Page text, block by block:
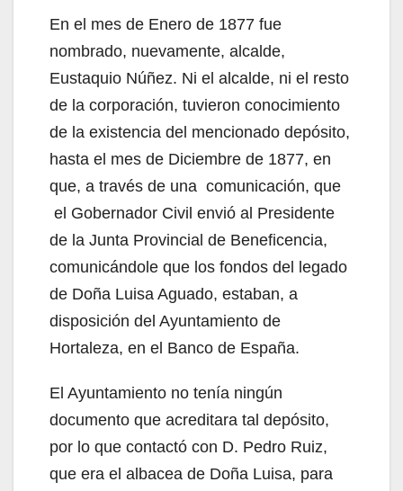
En el mes de Enero de 1877 fue
nombrado, nuevamente, alcalde,
Eustaquio Núñez. Ni el alcalde, ni el resto
de la corporación, tuvieron conocimiento
de la existencia del mencionado depósito,
hasta el mes de Diciembre de 1877, en
que, a través de una comunicación, que
el Gobernador Civil envió al Presidente
de la Junta Provincial de Beneficencia,
comunicándole que los fondos del legado
de Doña Luisa Aguado, estaban, a
disposición del Ayuntamiento de
Hortaleza, en el Banco de España.
El Ayuntamiento no tenía ningún
documento que acreditara tal depósito,
por lo que contactó con D. Pedro Ruiz,
que era el albacea de Doña Luisa, para